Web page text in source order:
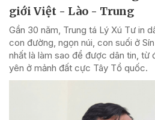
giới Việt - Lào - Trung
Gần 30 năm, Trung tá Lý Xú Tư in
con đường, ngọn núi, con suối ở
nhất là làm sao để được dân tin, từ
yên ở mảnh đất cực Tây Tổ quốc.